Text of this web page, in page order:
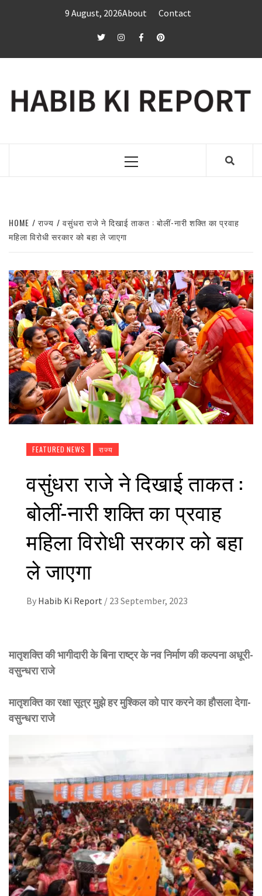
9 August, 2026About Contact
twitterInstagramFacebookPinterest
Primary
HOME राज्य
वसुंधरा राजे ने दिखाई ताकत : बोलीं-नारी शक्ति का प्रवाह
महिला विरोधी सरकार को बहा ले जाएगा
FEATURED NEWS राज्य
वसुंधरा राजे ने दिखाई ताकत :
बोलीं-नारी शक्ति का प्रवाह
महिला विरोधी सरकार को बहा
ले जाएगा
By Habib Ki Report / 23 September, 2023
मातृशक्ति की भागीदारी के बिना राष्ट्र के नव निर्माण की कल्पना अधूरी-
वसुन्धरा राजे
मातृशक्ति का रक्षा सूत्र मुझे हर मुश्किल को पार करने का हौसला देगा-
वसुन्धरा राजे